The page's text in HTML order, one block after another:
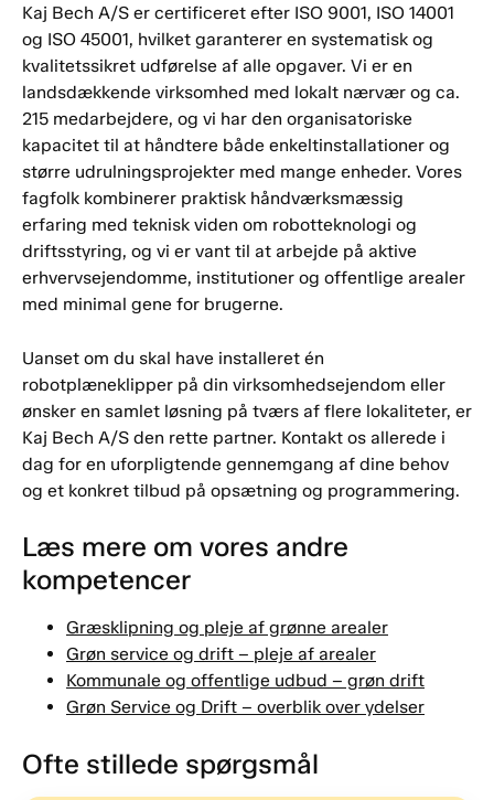
Kaj Bech A/S er certificeret efter ISO 9001, ISO 14001
og ISO 45001, hvilket garanterer en systematisk og
kvalitetssikret udførelse af alle opgaver. Vi er en
landsdækkende virksomhed med lokalt nærvær og ca.
215 medarbejdere, og vi har den organisatoriske
kapacitet til at håndtere både enkeltinstallationer og
større udrulningsprojekter med mange enheder. Vores
fagfolk kombinerer praktisk håndværksmæssig
erfaring med teknisk viden om robotteknologi og
driftsstyring, og vi er vant til at arbejde på aktive
erhvervsejendomme, institutioner og offentlige arealer
med minimal gene for brugerne.
Uanset om du skal have installeret én
robotplæneklipper på din virksomhedsejendom eller
ønsker en samlet løsning på tværs af flere lokaliteter, er
Kaj Bech A/S den rette partner. Kontakt os allerede i
dag for en uforpligtende gennemgang af dine behov
og et konkret tilbud på opsætning og programmering.
Læs mere om vores andre
kompetencer
Græsklipning og pleje af grønne arealer
Grøn service og drift – pleje af arealer
Kommunale og offentlige udbud – grøn drift
Grøn Service og Drift – overblik over ydelser
Ofte stillede spørgsmål